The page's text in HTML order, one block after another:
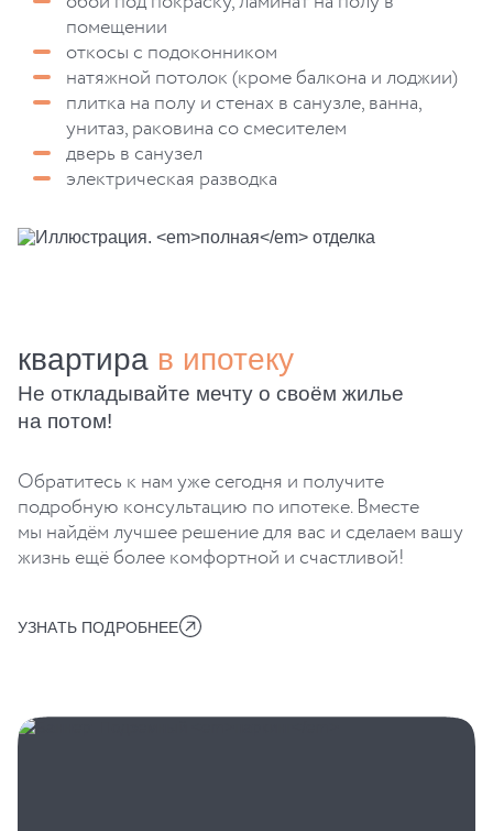
помещении
откосы с подоконником
натяжной потолок (кроме балкона и лоджии)
плитка на полу и стенах в санузле, ванна,
унитаз, раковина со смесителем
дверь в санузел
электрическая разводка
квартира в ипотеку
Не откладывайте мечту о своём жилье
на потом!
Обратитесь к нам уже сегодня и получите
подробную консультацию по ипотеке. Вместе
мы найдём лучшее решение для вас и сделаем вашу
жизнь ещё более комфортной и счастливой!
УЗНАТЬ ПОДРОБНЕЕ